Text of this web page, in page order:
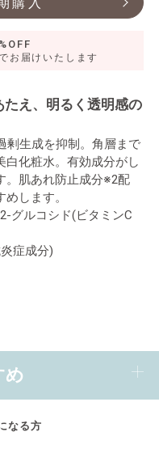
お届けいたします
え、明るく透明感の
剰生成を抑制。角層まで
白化粧水。有効成分がし
。肌あれ防止成分※2配
します。
グルコシド(ビタミンC
症成分)
め
なる方